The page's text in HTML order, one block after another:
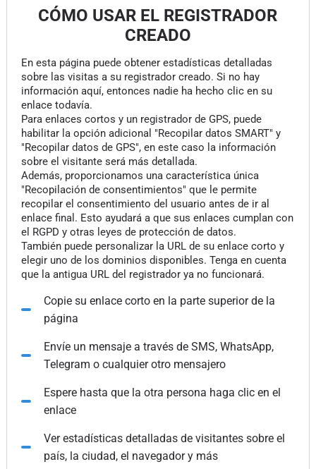
CÓMO USAR EL REGISTRADOR
CREADO
En esta página puede obtener estadísticas detalladas
sobre las visitas a su registrador creado. Si no hay
información aquí, entonces nadie ha hecho clic en su
enlace todavía.
Para enlaces cortos y un registrador de GPS, puede
habilitar la opción adicional "Recopilar datos SMART" y
"Recopilar datos de GPS", en este caso la información
sobre el visitante será más detallada.
Además, proporcionamos una característica única
"Recopilación de consentimientos" que le permite
recopilar el consentimiento del usuario antes de ir al
enlace final. Esto ayudará a que sus enlaces cumplan con
el RGPD y otras leyes de protección de datos.
También puede personalizar la URL de su enlace corto y
elegir uno de los dominios disponibles. Tenga en cuenta
que la antigua URL del registrador ya no funcionará.
Copie su enlace corto en la parte superior de la
página
Envíe un mensaje a través de SMS, WhatsApp,
Telegram o cualquier otro mensajero
Espere hasta que la otra persona haga clic en el
enlace
Ver estadísticas detalladas de visitantes sobre el
país, la ciudad, el navegador y más